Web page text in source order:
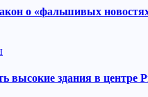
о «фальшивых
высокие здания в центре